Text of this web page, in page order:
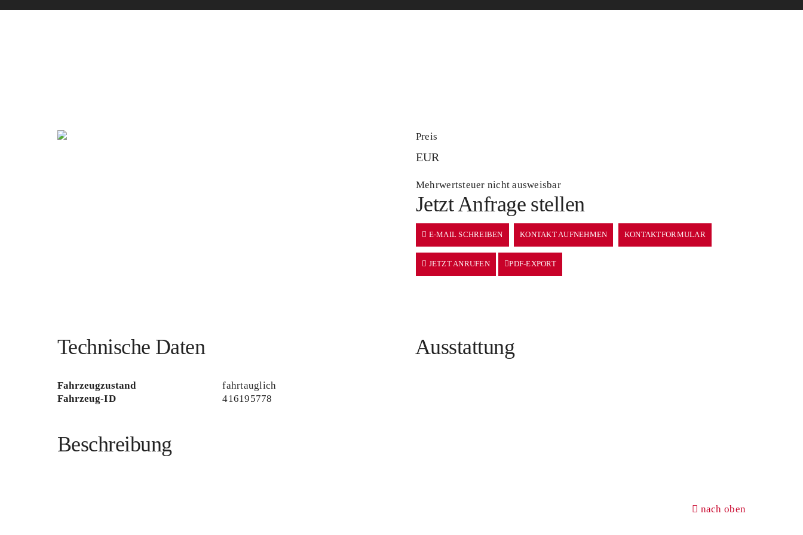
Preis
EUR
Mehrwertsteuer nicht ausweisbar
Jetzt Anfrage stellen
E-MAIL SCHREIBEN KONTAKT AUFNEHMEN KONTAKTFORMULAR
JETZT ANRUFEN PDF-EXPORT
Technische Daten
Fahrzeugzustand
fahrtauglich
Fahrzeug-ID
416195778
Ausstattung
Beschreibung
nach oben